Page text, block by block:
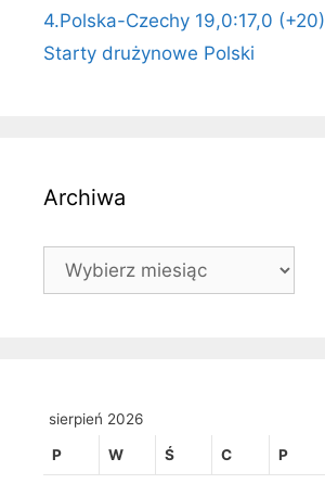
4.Polska-Czechy 19,0:17,0 (+20)
Starty drużynowe Polski
Archiwa
Archiwa
sierpień 2026
P W Ś C P